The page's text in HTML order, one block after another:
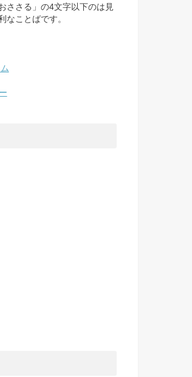
ささる」の4文字以下のは見
なことばです。